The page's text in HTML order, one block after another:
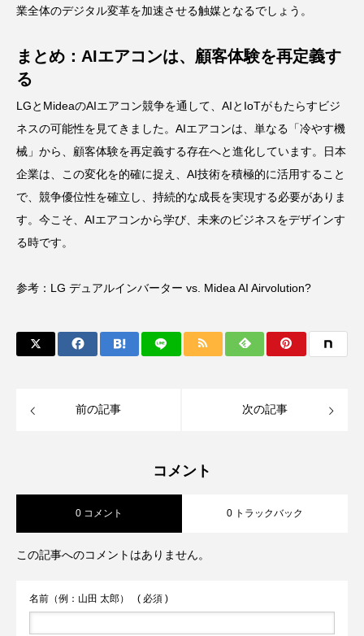
業全体のデジタル変革を加速させる触媒となるでしょう。
まとめ：AIエアコンは、顧客体験を再定義す
る
LGとMideaのAIエアコン競争を通して、AIとIoTがもたらすビジ
ネスの可能性を見てきました。AIエアコンは、単なる「冷やす機
械」から、顧客体験を再定義する存在へと進化しています。日本
企業は、この変化を的確に捉え、AI技術を積極的に活用すること
で、競争優位性を確立し、持続的な成長を実現する必要がありま
す。今こそ、AIエアコンから学び、未来のビジネスをデザインす
る時です。
参考： LG デュアルインバーター vs. Midea AI Airvolution?
前の記事 次の記事
コメント
0 コメント 0 トラックバック
この記事へのコメントはありません。
名前（例：山田 太郎） ( 必須 )